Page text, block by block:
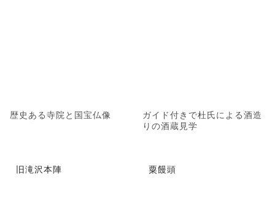
歴史ある寺院と国宝仏像
ガイド付きで杜氏による酒造
りの酒蔵見学
旧滝沢本陣 粟饅頭